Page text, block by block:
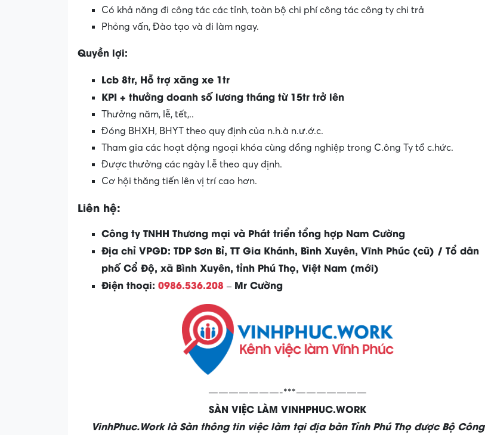
Có khả năng đi công tác các tỉnh, toàn bộ chi phí công tác công ty chi trả
Phỏng vấn, Đào tạo và đi làm ngay.
Quyền lợi:
Lcb 8tr, Hỗ trợ xăng xe 1tr
KPI + thưởng doanh số lương tháng từ 15tr trở lên
Thưởng năm, lễ, tết,..
Đóng BHXH, BHYT theo quy định của n.h.à n.ư.ớ.c.
Tham gia các hoạt động ngoại khóa cùng đồng nghiệp trong C.ông Ty tổ c.hức.
Được thưởng các ngày l.ễ theo quy định.
Cơ hội thăng tiến lên vị trí cao hơn.
Liên hệ:
Công ty TNHH Thương mại và Phát triển tổng hợp Nam Cường
Địa chỉ VPGD: TDP Sơn Bỉ, TT Gia Khánh, Bình Xuyên, Vĩnh Phúc (cũ) / Tổ dân
phố Cổ Độ, xã Bình Xuyên, tỉnh Phú Thọ, Việt Nam (mới)
Điện thoại: 0986.536.208– Mr Cường
———————-***———————
SÀN VIỆC LÀM VINHPHUC.WORK
VinhPhuc.Work là Sàn thông tin việc làm tại địa bàn Tỉnh Phú Thọ được Bộ Công